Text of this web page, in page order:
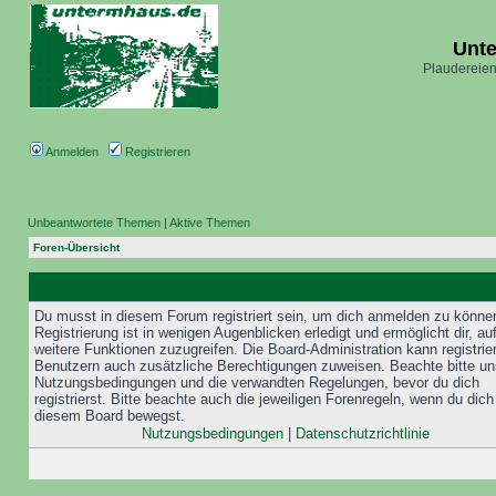
Anmelden Registrieren
Unbeantwortete Themen | Aktive Themen
Foren-Übersicht
Du musst in diesem Forum registriert sein, um dich anmelden zu
Registrierung ist in wenigen Augenblicken erledigt und ermöglicht dir, auf
weitere Funktionen zuzugreifen. Die Board-Administration kann
Benutzern auch zusätzliche Berechtigungen zuweisen. Beachte bitte
Nutzungsbedingungen und die verwandten Regelungen, bevor du dich
registrierst. Bitte beachte auch die jeweiligen Forenregeln, wenn du
diesem Board bewegst.
Nutzungsbedingungen| Datenschutzrichtlinie